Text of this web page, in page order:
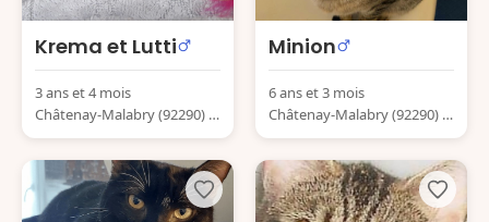
Krema et Lutti
3 ans et 4 mois
Châtenay-Malabry (92290) F
rance
Minion
6 ans et 3 mois
Châtenay-Malabry (92290) F
rance